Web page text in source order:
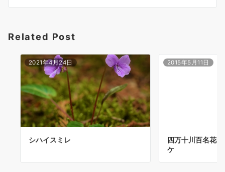
ン
Related Post
2021年4月24日
シハイスミレ
2015年5月11日
四万十川百名花
ケ